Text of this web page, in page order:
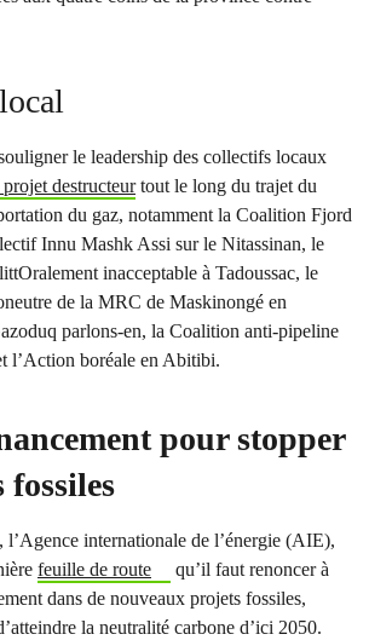
le leadership des collectifs locaux
projet destructeurtout le long du trajet du
du gaz, notamment la Coalition Fjord
Innu Mashk Assi sur le Nitassinan, le
inacceptable à Tadoussac, le
de la MRC de Maskinongé en
parlons-en, la Coalition anti-pipeline
l’Action boréale en Abitibi.
pour stopper
fossiles
l’Agence internationale de l’énergie (AIE),
feuille de route
qu’il faut renoncer à
dans de nouveaux projets fossiles,
la neutralité carbone d’ici 2050.